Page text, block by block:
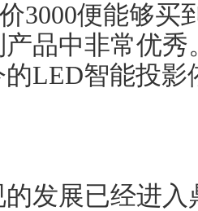
3000便能够
品中非常优秀
LED智能投影
发展已经进